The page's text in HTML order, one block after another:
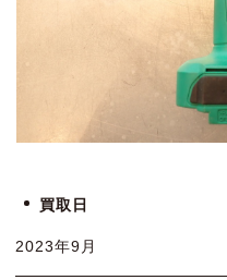
買取日
2023年9月